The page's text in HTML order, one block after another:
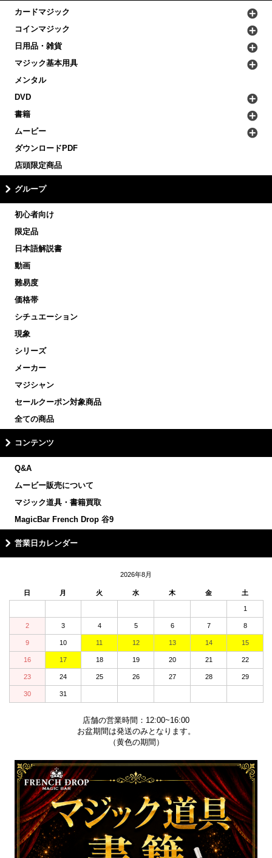
カードマジック
コインマジック
日用品・雑貨
マジック基本用具
メンタル
DVD
書籍
ムービー
ダウンロードPDF
店頭限定商品
グループ
初心者向け
限定品
日本語解説書
動画
難易度
価格帯
シチュエーション
現象
シリーズ
メーカー
マジシャン
セールクーポン対象商品
全ての商品
コンテンツ
Q&A
ムービー販売について
マジック道具・書籍買取
MagicBar French Drop 谷9
営業日カレンダー
2026年8月
日 月 火 水 木 金 土
1
2 3 4 5 6 7 8
9 10 11 12 13 14 15
16 17 18 19 20 21 22
23 24 25 26 27 28 29
30 31
店舗の営業時間：12:00~16:00
お盆期間は発送のみとなります。
（黄色の期間）